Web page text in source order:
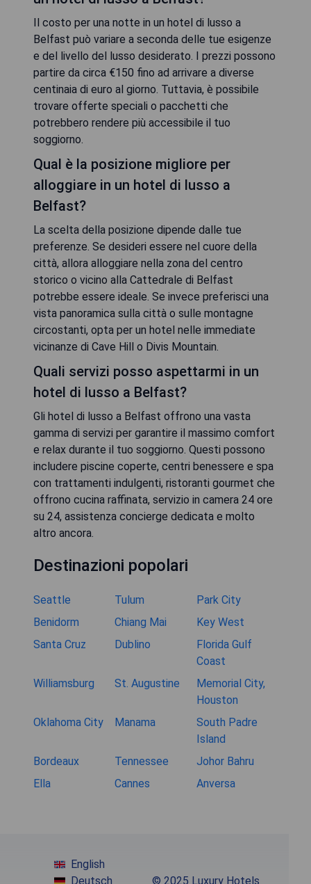
Il costo per una notte in un hotel di lusso a
Belfast può variare a seconda delle tue esigenze
e del livello del lusso desiderato. I prezzi possono
partire da circa €150 fino ad arrivare a diverse
centinaia di euro al giorno. Tuttavia, è possibile
trovare offerte speciali o pacchetti che
potrebbero rendere più accessibile il tuo
soggiorno.
Qual è la posizione migliore per
alloggiare in un hotel di lusso a
Belfast?
La scelta della posizione dipende dalle tue
preferenze. Se desideri essere nel cuore della
città, allora alloggiare nella zona del centro
storico o vicino alla Cattedrale di Belfast
potrebbe essere ideale. Se invece preferisci una
vista panoramica sulla città o sulle montagne
circostanti, opta per un hotel nelle immediate
vicinanze di Cave Hill o Divis Mountain.
Quali servizi posso aspettarmi in un
hotel di lusso a Belfast?
Gli hotel di lusso a Belfast offrono una vasta
gamma di servizi per garantire il massimo comfort
e relax durante il tuo soggiorno. Questi possono
includere piscine coperte, centri benessere e spa
con trattamenti indulgenti, ristoranti gourmet che
offrono cucina raffinata, servizio in camera 24 ore
su 24, assistenza concierge dedicata e molto
altro ancora.
Destinazioni popolari
Seattle Tulum
Park City
Benidorm
Chiang Mai
Key West
Santa Cruz
Dublino
Florida Gulf
Coast
Williamsburg
St. Augustine
Memorial City,
Houston
Oklahoma City
Manama
South Padre
Island
Bordeaux
Tennessee
Johor Bahru
Ella
Cannes Anversa
English
Deutsch
© 2025 Luxury Hotels